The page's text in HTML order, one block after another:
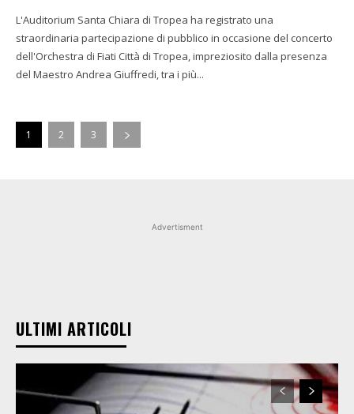
L'Auditorium Santa Chiara di Tropea ha registrato una
straordinaria partecipazione di pubblico in occasione del concerto
dell'Orchestra di Fiati Città di Tropea, impreziosito dalla presenza
del Maestro Andrea Giuffredi, tra i più...
1 2 3
Advertisment
ULTIMI ARTICOLI